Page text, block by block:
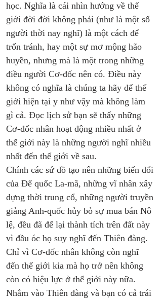
học. Nghĩa là cái nhìn hướng về thế
giới đời đời không phải (như là một số
người thời nay nghĩ) là một cách để
trốn tránh, hay một sự mơ mộng hão
huyền, nhưng mà là một trong những
điều người Cơ-đốc nên có. Điều này
không có nghĩa là chúng ta hãy để thế
giới hiện tại y như vậy mà không làm
gì cả. Đọc lịch sử bạn sẽ thấy những
Cơ-đốc nhân hoạt động nhiều nhất ở
thế giới này là những người nghĩ nhiều
nhất đến thế giới về sau.
Chính các sứ đồ tạo nên những biến đổi
của Đế quốc La-mã, những vĩ nhân xây
dựng thời trung cổ, những người truyền
giảng Anh-quốc hủy bỏ sự mua bán Nô
lệ, đều đã để lại thành tích trên đất này
vì đầu óc họ suy nghĩ đến Thiên đàng.
Chỉ vì Cơ-đốc nhân không còn nghĩ
đến thế giới kia mà họ trở nên không
còn có hiệu lực ở thế giới này nữa.
Nhắm vào Thiên đàng và bạn có cả trái